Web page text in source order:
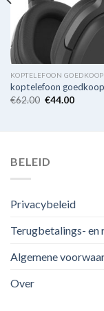
KOPTELEFOON GOEDKOOP
koptelefoon goedkoop
€62.00 €44.00
BELEID
Privacybeleid
Terugbetalings-
Algemene
Over